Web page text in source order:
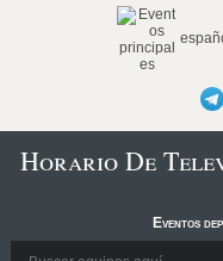
Horario De
Eventos